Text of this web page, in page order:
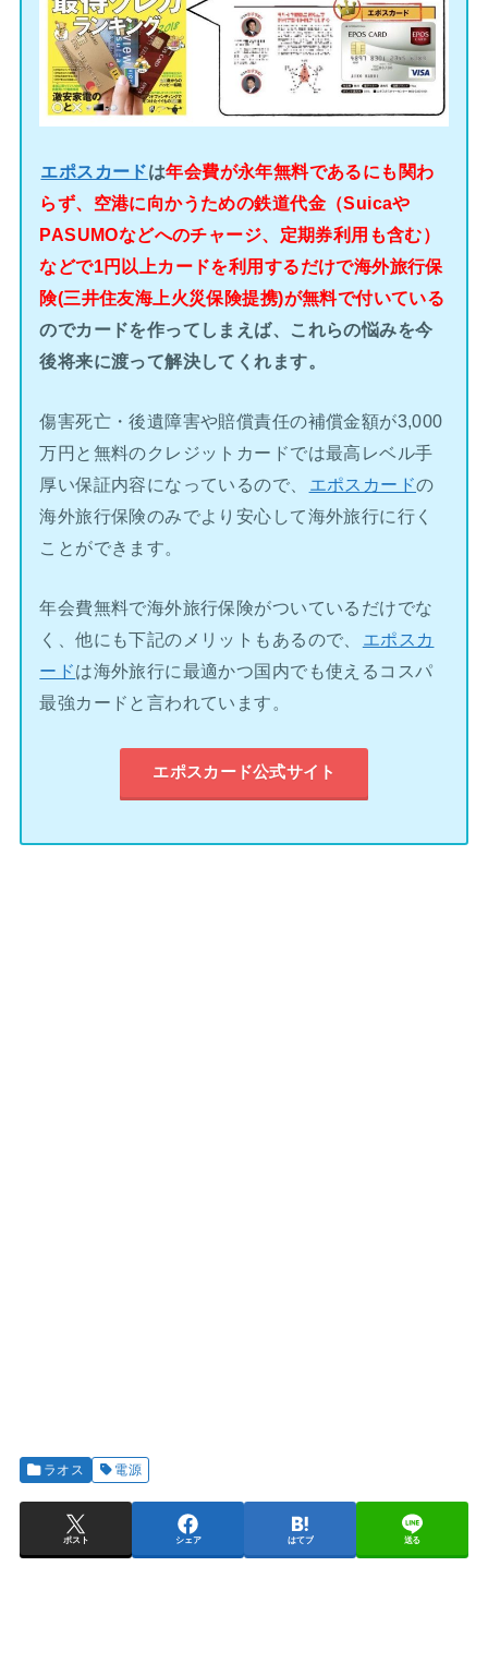
エポスカードは年会費が永年無料であるにも関わ
らず、空港に向かうための鉄道代金（Suicaや
PASUMOなどへのチャージ、定期券利用も含む）
などで1円以上カードを利用するだけで海外旅行保
険(三井住友海上火災保険提携)が無料で付いている
のでカードを作ってしまえば、これらの悩みを今
後将来に渡って解決してくれます。
傷害死亡・後遺障害や賠償責任の補償金額が3,000
万円と無料のクレジットカードでは最高レベル手
厚い保証内容になっているので、
エポスカードの
海外旅行保険のみでより安心して海外旅行に行く
ことができます。
年会費無料で海外旅行保険がついているだけでな
く、他にも下記のメリットもあるので、
エポスカ
ードは海外旅行に最適かつ国内でも使えるコスパ
最強カードと言われています。
エポスカード公式サイト
ラオス 電源
ポスト シェア はてブ 送る